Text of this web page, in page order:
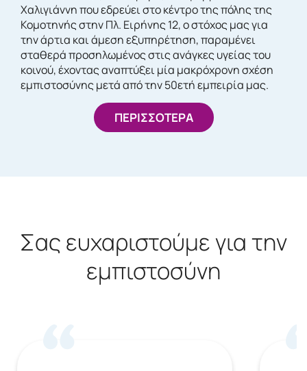
Χαλιγιάννη που εδρεύει στο κέντρο της πόλης της
Κομοτηνής στην Πλ. Ειρήνης 12, ο στόχος μας για
την άρτια και άμεση εξυπηρέτηση, παραμένει
σταθερά προσηλωμένος στις ανάγκες υγείας του
κοινού, έχοντας αναπτύξει μία μακρόχρονη σχέση
εμπιστοσύνης μετά από την 50ετή εμπειρία μας.
ΠΕΡΙΣΣΟΤΕΡΑ
Σας ευχαριστούμε για την
εμπιστοσύνη